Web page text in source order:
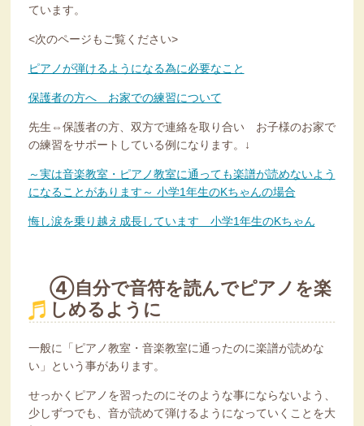
ています。
<次のページもご覧ください>
ピアノが弾けるようになる為に必要なこと
保護者の方へ お家での練習について
先生⇔保護者の方、双方で連絡を取り合い お子様のお家で
の練習をサポートしている例になります。↓
～実は音楽教室・ピアノ教室に通っても楽譜が読めないよう
になることがあります～ 小学1年生のKちゃんの場合
悔し涙を乗り越え成長しています 小学1年生のKちゃん
④自分で音符を読んでピアノを楽
しめるように
一般に「ピアノ教室・音楽教室に通ったのに楽譜が読めな
い」という事があります。
せっかくピアノを習ったのにそのような事にならないよう、
少しずつでも、音が読めて弾けるようになっていくことを大